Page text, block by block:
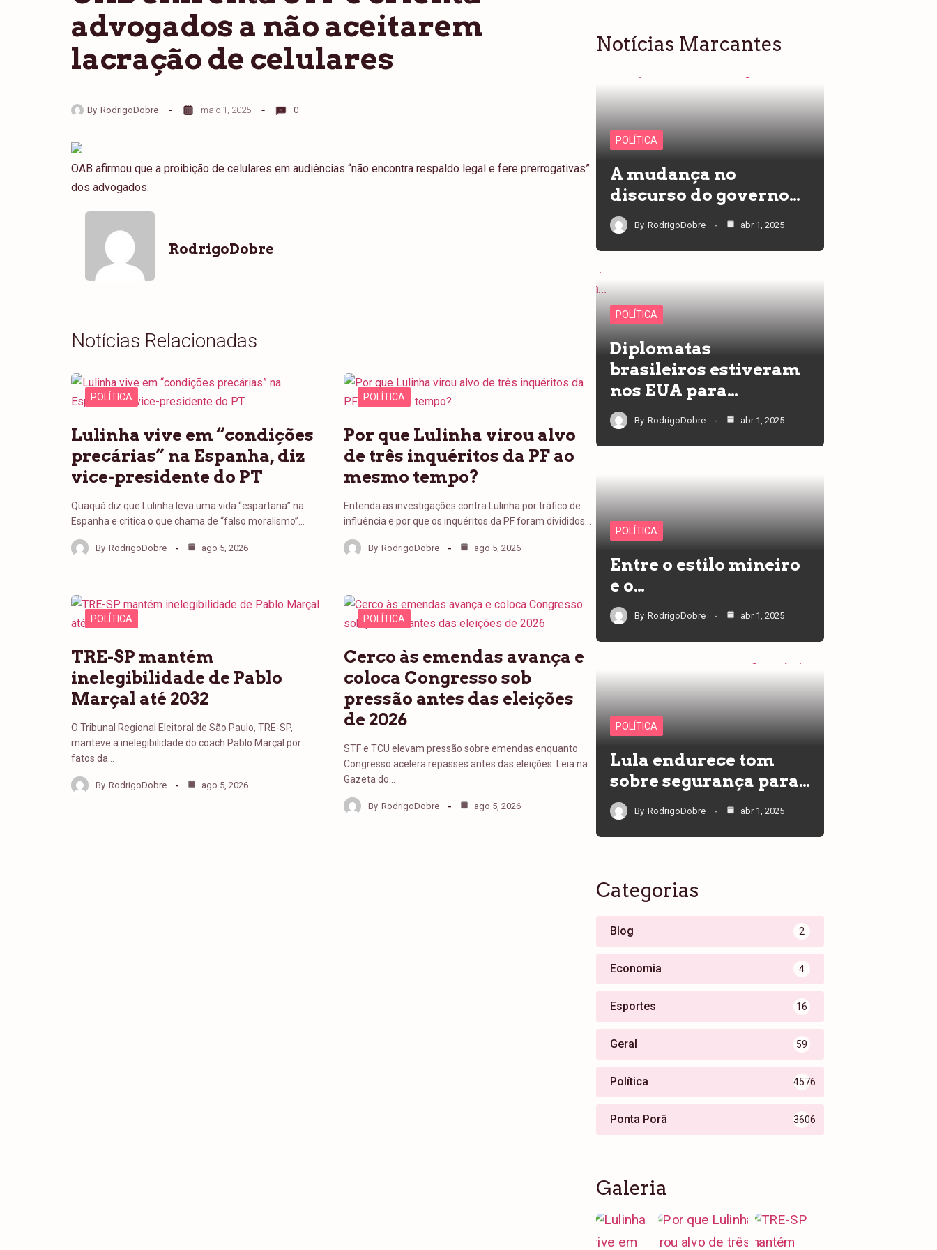
advogados a não aceitarem
lacração de celulares
By RodrigoDobre maio 1, 2025 0
OAB afirmou que a proibição de celulares em audiências “não encontra respaldo legal e fere prerrogativas”
dos advogados.
RodrigoDobre
Notícias Relacionadas
POLÍTICA
Lulinha vive em “condições
precárias” na Espanha, diz
vice-presidente do PT
Quaquá diz que Lulinha leva uma vida “espartana” na
Espanha e critica o que chama de “falso moralismo”…
By RodrigoDobre ago 5, 2026
POLÍTICA
Por que Lulinha virou alvo
de três inquéritos da PF ao
mesmo tempo?
Entenda as investigações contra Lulinha por tráfico de
influência e por que os inquéritos da PF foram divididos…
By RodrigoDobre ago 5, 2026
POLÍTICA
TRE-SP mantém
inelegibilidade de Pablo
Marçal até 2032
O Tribunal Regional Eleitoral de São Paulo, TRE-SP,
manteve a inelegibilidade do coach Pablo Marçal por
fatos da…
By RodrigoDobre ago 5, 2026
POLÍTICA
Cerco às emendas avança e
coloca Congresso sob
pressão antes das eleições
de 2026
STF e TCU elevam pressão sobre emendas enquanto
Congresso acelera repasses antes das eleições. Leia na
Gazeta do…
By RodrigoDobre ago 5, 2026
Notícias Marcantes
POLÍTICA
A mudança no
discurso do governo…
By RodrigoDobre abr 1, 2025
POLÍTICA
Diplomatas
brasileiros estiveram
nos EUA para…
By RodrigoDobre abr 1, 2025
POLÍTICA
Entre o estilo mineiro
e o…
By RodrigoDobre abr 1, 2025
POLÍTICA
Lula endurece tom
sobre segurança para…
By RodrigoDobre abr 1, 2025
Categorias
Blog 2
Economia 4
Esportes 16
Geral 59
Política 4576
Ponta Porã 3606
Galeria